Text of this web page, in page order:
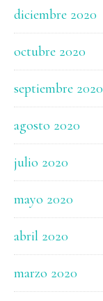
diciembre 2020
octubre 2020
septiembre 2020
agosto 2020
julio 2020
mayo 2020
abril 2020
marzo 2020